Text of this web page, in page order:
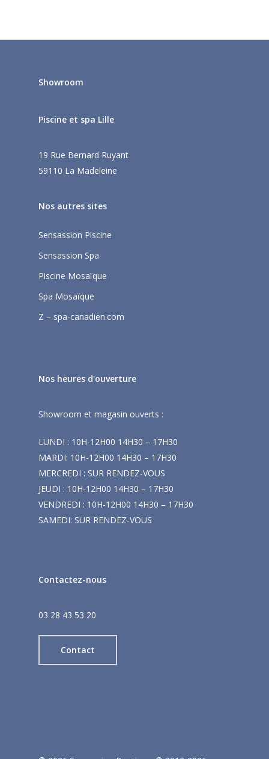
Showroom
Piscine et spa Lille
19 Rue Bernard Ruyant
59110 La Madeleine
Nos autres sites
Sensassion Piscine
Sensassion Spa
Piscine Mosaïque
Spa Mosaïque
Z – spa-canadien.com
Nos heures d'ouverture
Showroom et magasin ouverts :
LUNDI : 10H-12H00 14H30 – 17H30
MARDI: 10H-12H00 14H30 – 17H30
MERCREDI : SUR RENDEZ-VOUS
JEUDI : 10H-12H00 14H30 – 17H30
VENDREDI : 10H-12H00 14H30 – 17H30
SAMEDI: SUR RENDEZ-VOUS
Contactez-nous
03 28 43 53 20
Contact